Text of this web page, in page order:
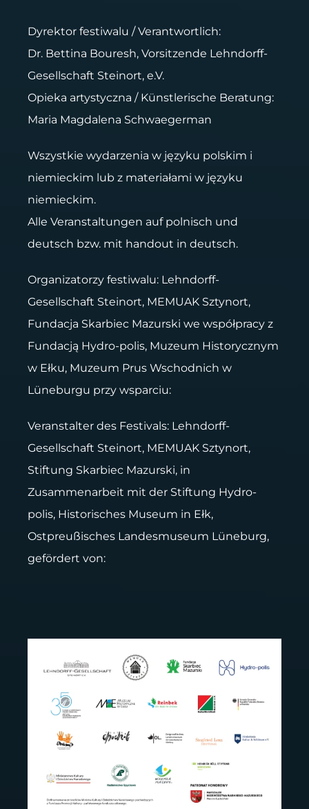
Dyrektor festiwalu / Verantwortlich:
Dr. Bettina Bouresh, Vorsitzende Lehndorff-
Gesellschaft Steinort, e.V.
Opieka artystyczna / Künstlerische Beratung:
Maria Magdalena Schwaegerman
Wszystkie wydarzenia w języku polskim i
niemieckim lub z materiałami w języku
niemieckim.
Alle Veranstaltungen auf polnisch und
deutsch bzw. mit handout in deutsch.
Organizatorzy festiwalu: Lehndorff-
Gesellschaft Steinort, MEMUAK Sztynort,
Fundacja Skarbiec Mazurski we współpracy z
Fundacją Hydro-polis, Muzeum Historycznym
w Ełku, Muzeum Prus Wschodnich w
Lüneburgu przy wsparciu:
Veranstalter des Festivals: Lehndorff-
Gesellschaft Steinort, MEMUAK Sztynort,
Stiftung Skarbiec Mazurski, in
Zusammenarbeit mit der Stiftung Hydro-
polis, Historisches Museum in Ełk,
Ostpreußisches Landesmuseum Lüneburg,
gefördert von: